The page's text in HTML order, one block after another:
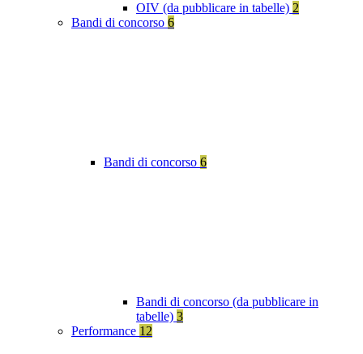
OIV (da pubblicare in tabelle) 2
Bandi di concorso 6
Bandi di concorso 6
Bandi di concorso (da pubblicare in
tabelle) 3
Performance 12